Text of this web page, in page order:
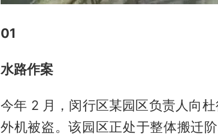
01
水路作案
今年 2 月，闵行区某园区负责人向
外机被盗。该园区正处于整体搬迁